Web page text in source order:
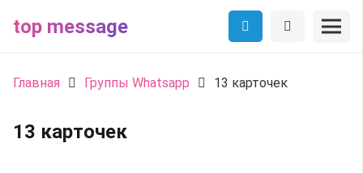
top message
Главная Группы Whatsapp 13 карточек
13 карточек